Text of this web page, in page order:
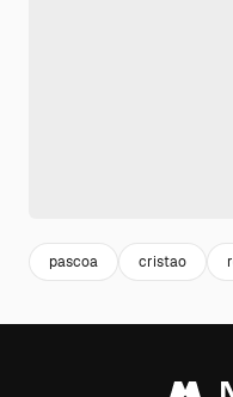
pascoa cristao